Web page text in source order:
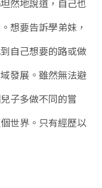
想要告訴學弟妹，
自己想要的路或做
發展。雖然無法避
子多做不同的嘗
世界。只有經歷以